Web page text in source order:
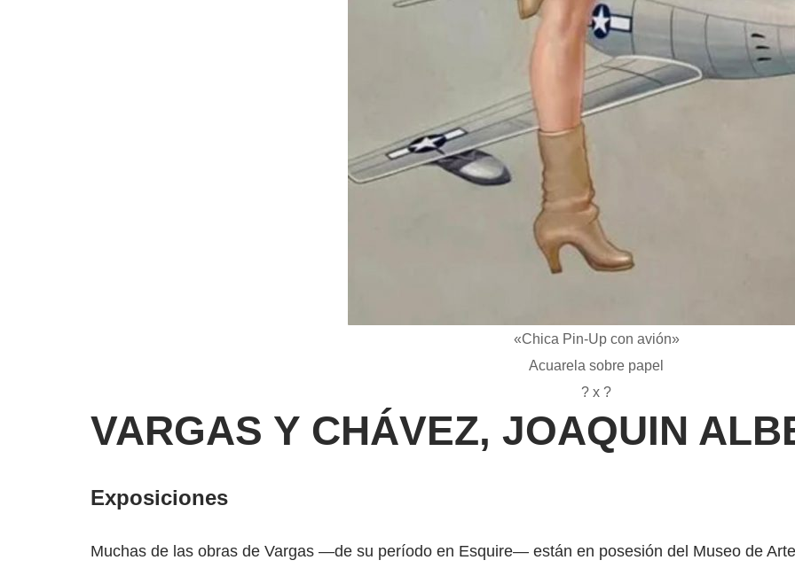
«Chica Pin-Up con avión»
Acuarela sobre papel
? x ?
VARGAS Y CHÁVEZ, JOAQUIN
Exposiciones
Muchas de las obras de Vargas —de su período en Esquire— están en posesión del Museo de